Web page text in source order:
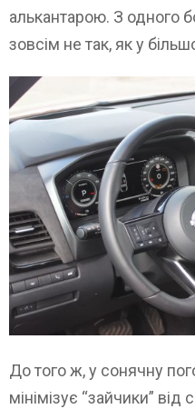
алькантарою. З одного
зовсім не так, як у
До того ж, у сонячну
мінімізує “зайчики” від